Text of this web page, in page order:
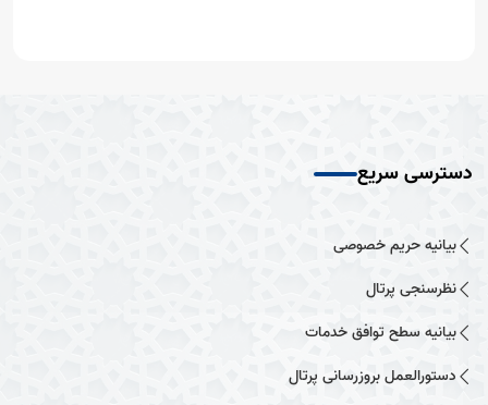
دسترسی سریع
بیانیه حریم خصوصی
نظرسنجی پرتال
بیانیه سطح توافق خدمات
دستورالعمل بروزرسانی پرتال